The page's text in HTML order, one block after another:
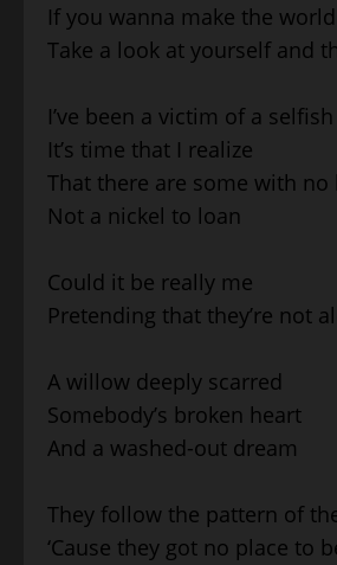
If you wanna make the
Take a look at yourself and
I’ve been a victim of a
It’s time that I realize
That there are some with no
Not a nickel to loan
Could it be really me
Pretending that they’re not
A willow deeply scarred
Somebody’s broken heart
And a washed-out dream
They follow the pattern of
‘Cause they got no place to